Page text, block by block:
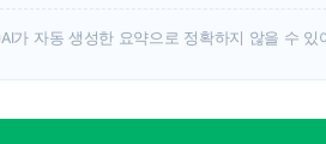
AI가 자동 생성한 요약으로 정확하지 않을 수 있